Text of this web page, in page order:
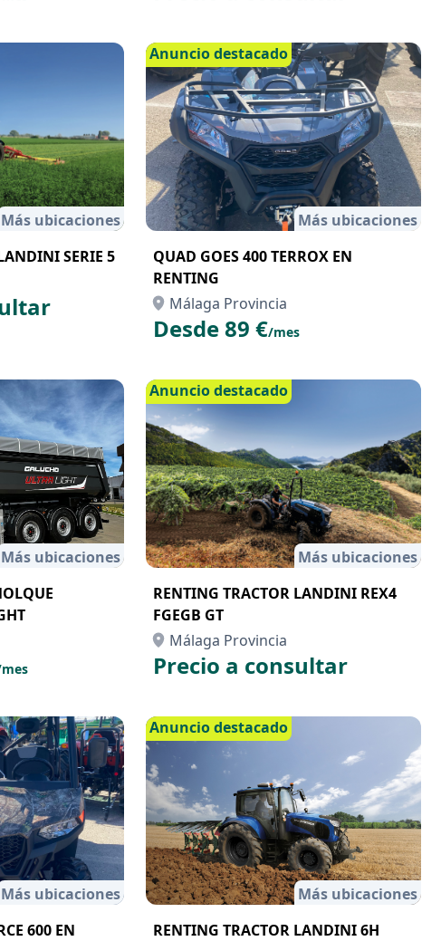
Más ubicaciones
SERIE 5
Anuncio destacado
Más ubicaciones
QUAD GOES 400 TERROX EN
RENTING
Málaga Provincia
Desde 89 €/mes
Más ubicaciones
Anuncio destacado
Más ubicaciones
RENTING TRACTOR LANDINI REX4
FGEGB GT
Málaga Provincia
Precio a consultar
Más ubicaciones
600 EN
Anuncio destacado
Más ubicaciones
RENTING TRACTOR LANDINI 6H